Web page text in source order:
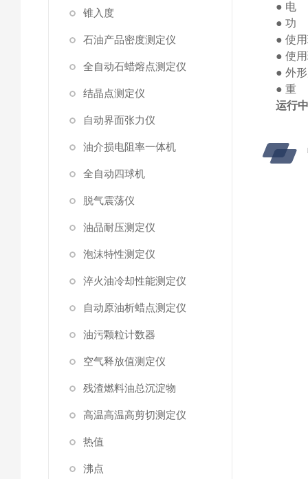
锥入度
石油产品密度测定仪
全自动石蜡熔点测定仪
结晶点测定仪
自动界面张力仪
油介损电阻率一体机
全自动四球机
脱气震荡仪
油品耐压测定仪
泡沫特性测定仪
淬火油冷却性能测定仪
自动原油析蜡点测定仪
油污颗粒计数器
空气释放值测定仪
残渣燃料油总沉淀物
高温高温高剪切测定仪
热值
沸点
● 电
●功
●使
●使
●外
● 重
运行